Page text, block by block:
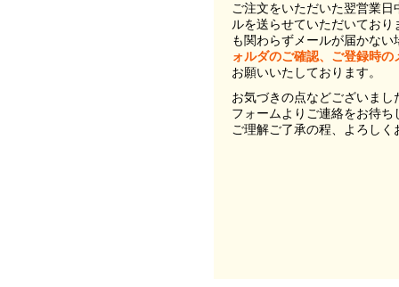
ご注文をいただいた翌営業
ルを送らせていただいてお
も関わらずメールが届かない
ォルダのご確認、ご登録時
お願いいたしております。
お気づきの点などございま
フォームよりご連絡をお待ち
ご理解ご了承の程、よろし